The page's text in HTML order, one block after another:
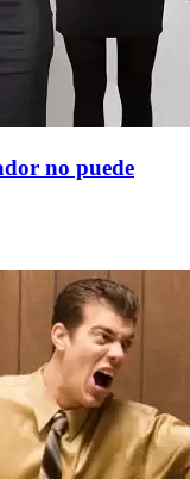
no puede